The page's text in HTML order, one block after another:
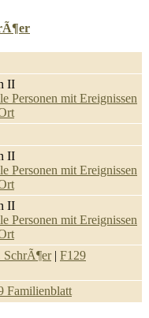
II
II
II
SchrÃ¶er| F129
Familienblatt